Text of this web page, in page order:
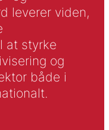
leverer viden,
at styrke
og
både i